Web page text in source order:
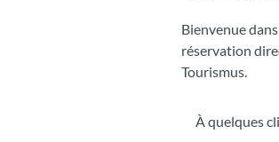
Bienvenue
réservation
Tourismus.
À quelques